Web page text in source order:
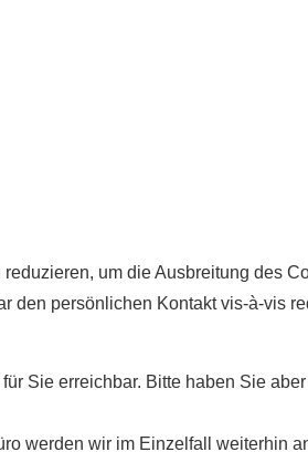
um die Ausbreitung des
den persönlichen Kontakt vis-à-vis
Sie erreichbar. Bitte haben Sie
werden wir im Einzelfall weiterhin